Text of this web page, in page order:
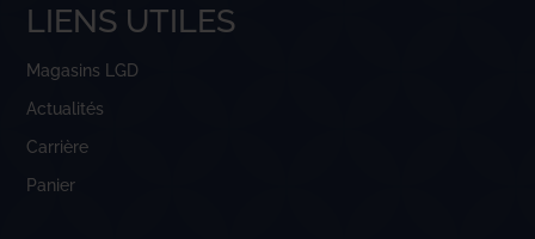
LIENS UTILES
Magasins LGD
Actualités
Carrière
Panier